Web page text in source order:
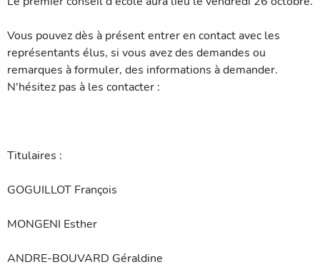
Vous pouvez dès à présent entrer en contact avec les
représentants élus, si vous avez des demandes ou
remarques à formuler, des informations à demander.
N'hésitez pas à les contacter :
Titulaires :
GOGUILLOT François
MONGENI Esther
ANDRE-BOUVARD Géraldine